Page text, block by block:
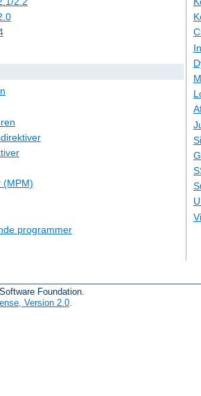
(MPM)
programmer
Foundation.
Version 2.0